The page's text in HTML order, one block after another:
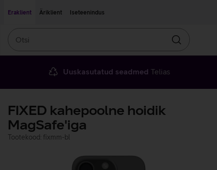
Eraklient
Äriklient Iseteenindus
Otsin
Uuskasutatud seadmed Telias
FIXED kahepoolne hoidik
MagSafe'iga
Tootekood: fixmm-bl